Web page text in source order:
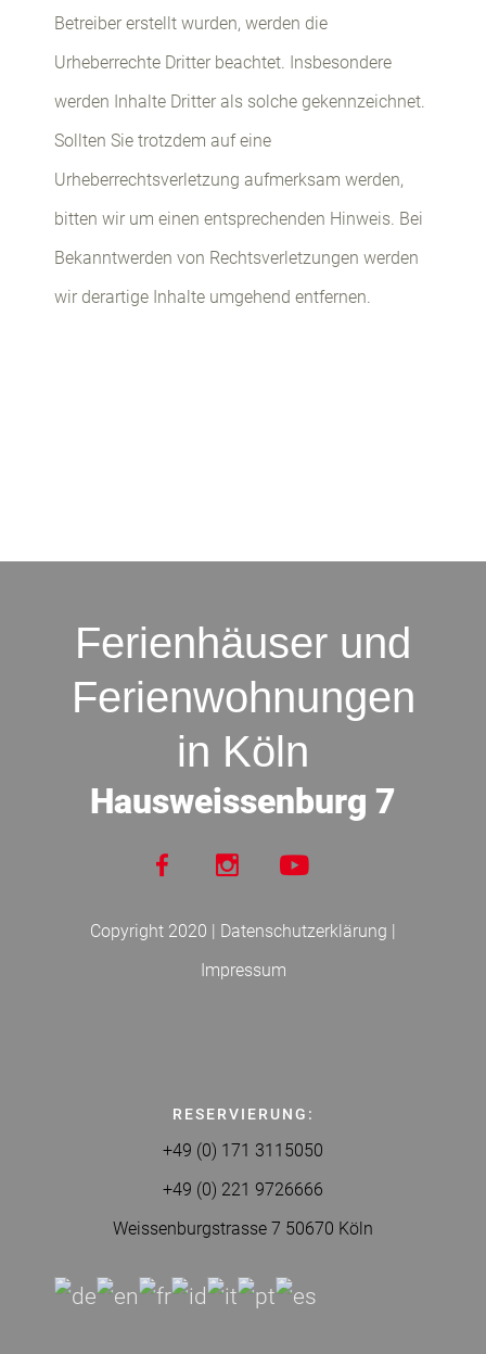
Betreiber erstellt wurden, werden die
Urheberrechte Dritter beachtet. Insbesondere
werden Inhalte Dritter als solche gekennzeichnet.
Sollten Sie trotzdem auf eine
Urheberrechtsverletzung aufmerksam werden,
bitten wir um einen entsprechenden Hinweis. Bei
Bekanntwerden von Rechtsverletzungen werden
wir derartige Inhalte umgehend entfernen.
Ferienhäuser und
Ferienwohnungen
in Köln
Hausweissenburg 7
Copyright 2020 | Datenschutzerklärung |
Impressum
RESERVIERUNG:
+49 (0) 171 3115050
+49 (0) 221 9726666
Weissenburgstrasse 7 50670 Köln